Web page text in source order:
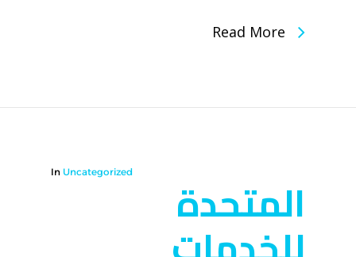
Read More
In Uncategorized المتحدة